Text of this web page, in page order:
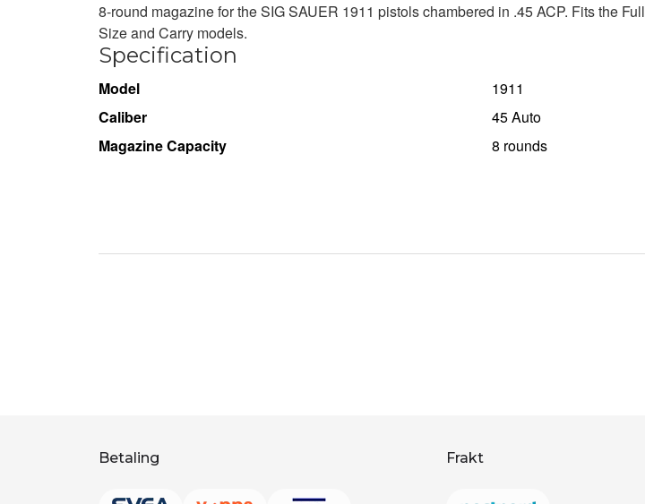
8-round magazine for the SIG SAUER 1911 pistols chambered in .45 ACP. Fits the Full
Size and Carry models.
Specification
Model
1911
Caliber
45 Auto
Magazine Capacity
8 rounds
Betaling Frakt